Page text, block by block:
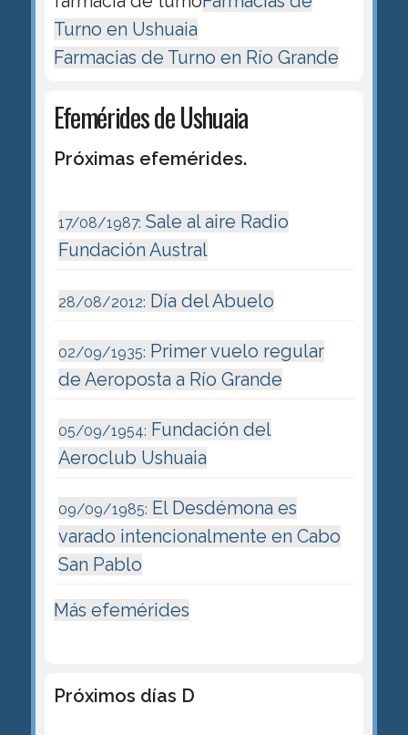
Turno en Ushuaia
Farmacias de Turno en Río Grande
Efemérides de Ushuaia
Próximas efemérides.
17/08/1987: Sale al aire Radio
Fundación Austral
28/08/2012: Día del Abuelo
02/09/1935: Primer vuelo regular
de Aeroposta a Río Grande
05/09/1954: Fundación del
Aeroclub Ushuaia
09/09/1985: El Desdémona es
varado intencionalmente en Cabo
San Pablo
Más efemérides
Próximos días D